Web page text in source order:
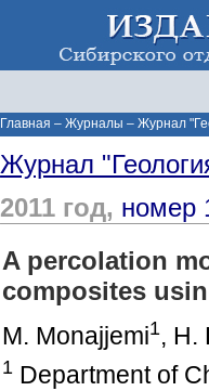
Главная – Журналы – Журнал
Журнал
2011 год, номер
A percolation
composites
M. Monajjemi1, H.
1 Department of